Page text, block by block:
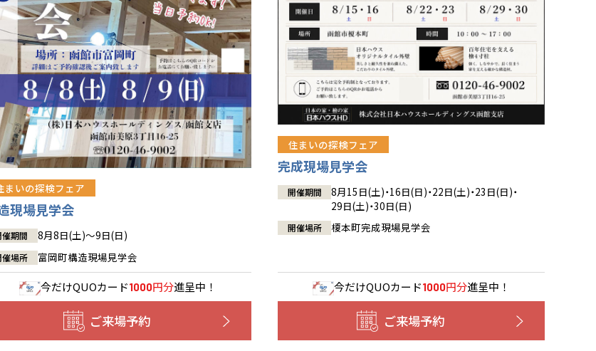
まいの探検フェア
現場見学会
催期間 8月8日(土)～9日(日)
催場所 富岡町構造現場見学会
今だけQUOカード1000円分進呈中！
ご来場予約
住まいの探検フェア
完成現場見学会
開催期間
8月15日(土)・16日(日)・22日(土)・23日(日)・
29日(土)・30日(日)
開催場所 榎本町完成現場見学会
今だけQUOカード1000円分進呈中！
ご来場予約
城
島
山
川
井
神奈川
玉
葉
城
木
馬
阜
岡
重
阪
都
庫
良
賀
国・四国
山
川
媛
取
州
岡
賀
本
譲マンション
所のある都道府県以外の建築予定地の方でも
所の有るお近くの展示場又は店舗にお問合せください。
の計画の方もご相談対応します。お気軽にご相談ください。
小樽
北
旭川
南
函館
室蘭
東
帯広
釧路
田県
秋田
県
盛岡
北上
形県
山形
城県
仙台
島県
郡山
福島
いわき
会津
新潟県
新潟
長岡
甲府
長野県
長野
松本
山県
富山
川県
金沢
井県
福井
東京都
世田谷
八王子
奈川県
横浜
湘南
相模
玉県
埼玉
所沢
葉県
千葉
城県
水戸
栃木県
宇都宮
小山
群馬
伊勢崎
愛知県
名古屋
豊橋
阜県
岐阜
岡県
静岡
浜松
重県
四日市
阪府
大阪
都府
京都
庫県
姫路
良県
奈良
国・四国
山県
岡山
川県
高松
媛県
州
岡県
福岡
賀県
佐賀
本県
熊本
大分県
大分
宮崎